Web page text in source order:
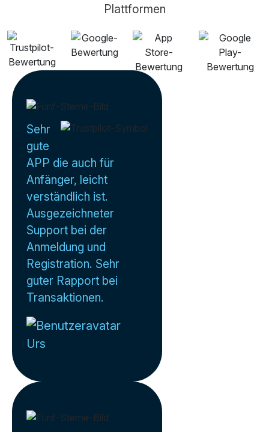
Plattformen
Sehr
gute
APP die auch für
Anfänger, leicht
verständlich ist.
Ausgezeichneter
Support bei der
Anmeldung und
Registration. Sehr
guter Rapport bei
Transaktionen.
Urs